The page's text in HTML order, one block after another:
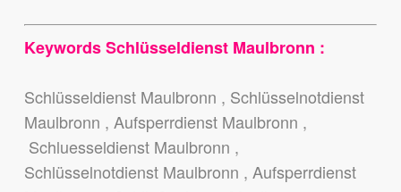
Keywords Schlüsseldienst Maulbronn :
Schlüsseldienst Maulbronn , Schlüsselnotdienst
Maulbronn , Aufsperrdienst Maulbronn ,
Schluesseldienst Maulbronn ,
Schlüsselnotdienst Maulbronn , Aufsperrdienst